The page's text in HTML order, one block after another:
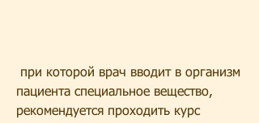
пациента специальное вещество,
рекомендуется проходить курс